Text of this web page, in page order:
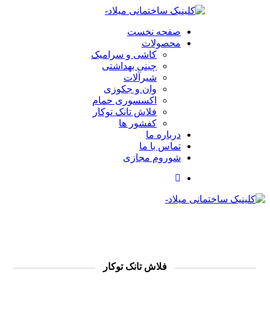
صفحه نخست
محصولات
کاشی و سرامیک
چینی بهداشتی
شیرآلات
وان و جکوزی
اکسسوری حمام
فلاش تانک توکار
کفشور ها
درباره ما
تماس با ما
شوروم مجازی
فلاش تانک توکار